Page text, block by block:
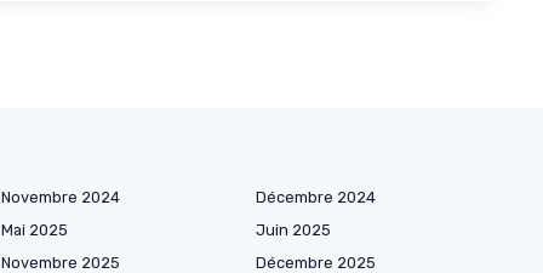
Novembre 2024
Décembre 2024
Mai 2025
Juin 2025
Novembre 2025
Décembre 2025